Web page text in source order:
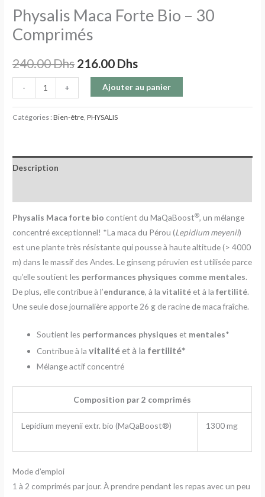
Physalis Maca Forte Bio – 30
Comprimés
240.00Dhs 216.00 Dhs
- + Ajouter au panier
Catégories :Bien-être ,PHYSALIS
Description
Physalis Maca forte bio contient du MaQaBoost®, un mélange
concentré exceptionnel! *La maca du Pérou (Lepidium meyenii)
est une plante très résistante qui pousse à haute altitude (> 4000
m) dans le massif des Andes. Le ginseng péruvien est utilisée parce
qu’elle soutient les performances physiques comme mentales.
De plus, elle contribue à l’endurance, à lavitalité et à lafertilité.
Une seule dose journalière apporte 26 g de racine de maca fraîche.
Soutient les performances physiques et mentales*
Contribue à lavitalitéet à la fertilité*
Mélange actif concentré
Composition par 2 comprimés
Lepidium meyenii extr. bio (MaQaBoost®) 1300 mg
Mode d’emploi
1 à 2 comprimés par jour. À prendre pendant les repas avec un peu